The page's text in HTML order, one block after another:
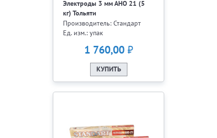
Электроды 3 мм АНО 21 (5
кг) Тольяти
Производитель: Стандарт
Ед. изм.: упак
1 760,00₽
КУПИТЬ